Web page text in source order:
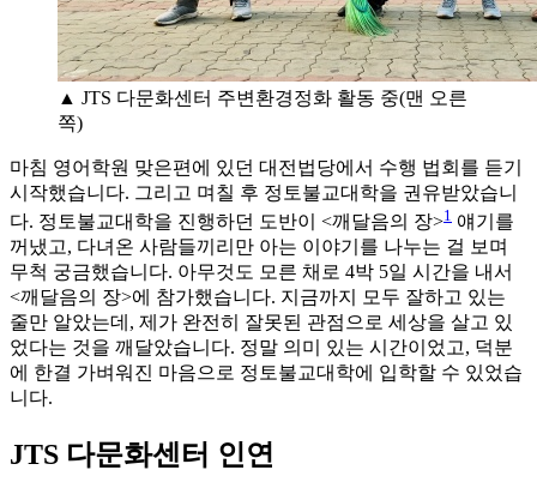
▲ JTS 다문화센터 주변환경정화 활동 중(맨 오른
쪽)
마침 영어학원 맞은편에 있던 대전법당에서 수행 법회를 듣기
시작했습니다. 그리고 며칠 후 정토불교대학을 권유받았습니
다. 정토불교대학을 진행하던 도반이 <깨달음의 장>1 얘기를
꺼냈고, 다녀온 사람들끼리만 아는 이야기를 나누는 걸 보며
무척 궁금했습니다. 아무것도 모른 채로 4박 5일 시간을 내서
<깨달음의 장>에 참가했습니다. 지금까지 모두 잘하고 있는
줄만 알았는데, 제가 완전히 잘못된 관점으로 세상을 살고 있
었다는 것을 깨달았습니다. 정말 의미 있는 시간이었고, 덕분
에 한결 가벼워진 마음으로 정토불교대학에 입학할 수 있었습
니다.
JTS 다문화센터 인연